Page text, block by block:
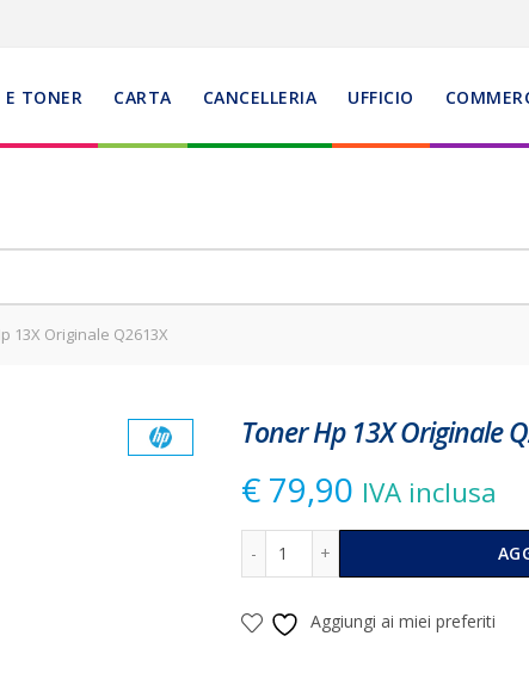
E TONER CARTA CANCELLERIA UFFICIO
13X Originale Q2613X
Toner Hp 13X Originale
€ 79,90 IVA inclusa
Alternative:
Aggiungi ai miei preferiti